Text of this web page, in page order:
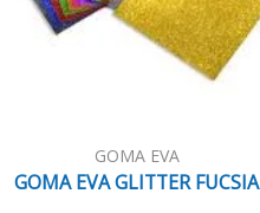
GOMA EVA
GOMA EVA GLITTER FUCSIA